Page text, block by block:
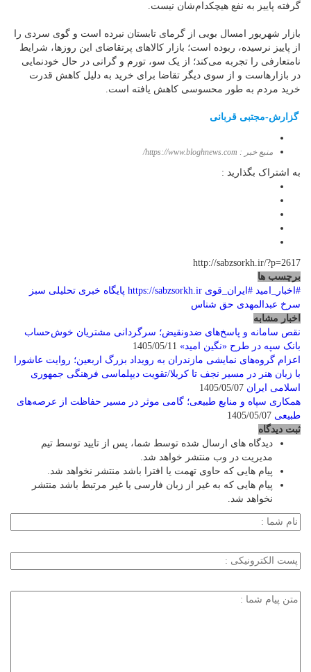
گرفته پاییز به نفع هیچکدام‌شان نیست.
بازار شهریور امسال بویی از گرمای تابستان نبرده است و گوی سردی را
از پاییز نرسیده، ربوده است؛ بازار کالاهای پرتقاضای این روزها، شرایط
نامتعارفی را تجربه می‌کند؛ از یک سو، تورم و گرانی در حال خودنمایی
در بازارهاست و از سوی دیگر تقاضا برای خرید به دلیل کاهش قدرت
خرید مردم به طور محسوسی کاهش یافته است.
گزارش-مجتبی قربانی
منبع خبر : https://www.bloghnews.com/
به اشتراک بگذارید :
http://sabzsorkh.ir/?p=2617
برچسب ها
#اخبار_امید #ایران_قوی https://sabzsorkh.ir پایگاه خبری تحلیلی سبز
سرخ عبدالمهدی حق شناس
اخبار مشابه
نقص سامانه و پاسخ‌های ضدونقیض؛ سرگردانی مشتریان خوش‌حساب
بانک سپه در طرح «نگین امید»
اعزام گروه‌های نمایشی مازندران به رویداد بزرگ اربعین؛ روایت عاشورا
با زبان هنر در مسیر نجف تا کربلا/تقویت دیپلماسی فرهنگی جمهوری
اسلامی ایران
همکاری سپاه و منابع طبیعی؛ گامی موثر در مسیر حفاظت از عرصه‌های
طبیعی
ثبت دیدگاه
دیدگاه های ارسال شده توسط شما، پس از تایید توسط تیم
مدیریت در وب منتشر خواهد شد.
پیام هایی که حاوی تهمت یا افترا باشد منتشر نخواهد شد.
پیام هایی که به غیر از زبان فارسی یا غیر مرتبط باشد منتشر
نخواهد شد.